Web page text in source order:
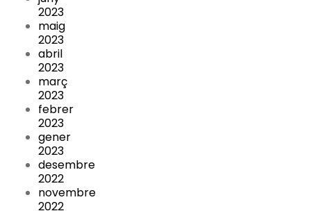
2023
maig
2023
abril
2023
març
2023
febrer
2023
gener
2023
desembre
2022
novembre
2022